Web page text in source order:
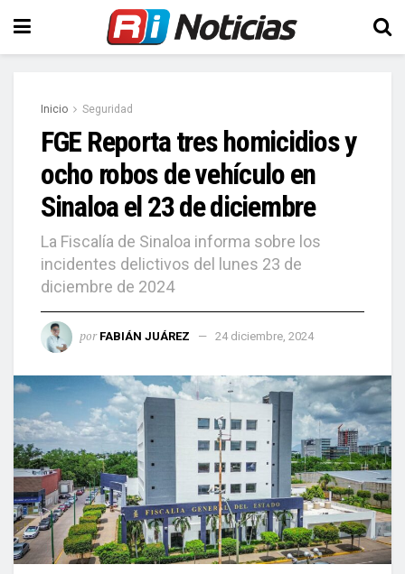
Inicio Seguridad
FGE Reporta tres homicidios y
ocho robos de vehículo en
Sinaloa el 23 de diciembre
La Fiscalía de Sinaloa informa sobre los
incidentes delictivos del lunes 23 de
diciembre de 2024
por FABIÁN JUÁREZ 24 diciembre, 2024